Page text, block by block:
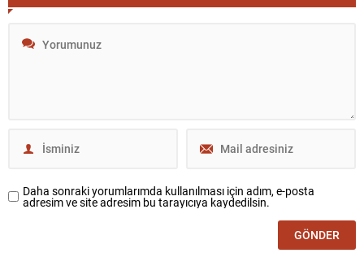
Daha sonraki yorumlarımda kullanılması için adım, e-posta
adresim ve site adresim bu tarayıcıya kaydedilsin.